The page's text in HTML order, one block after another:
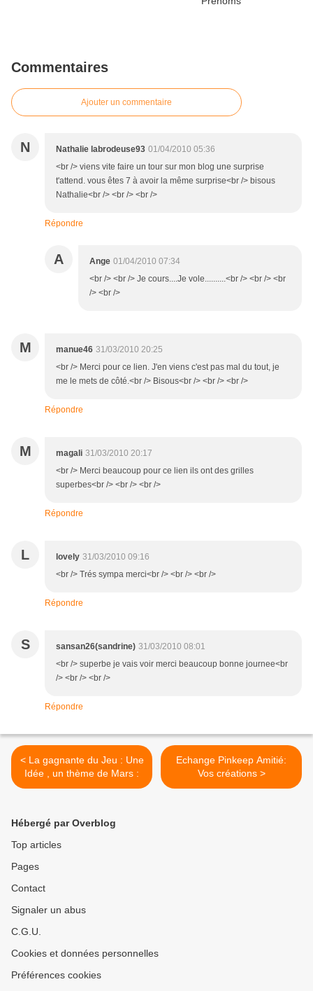
Commentaires
Ajouter un commentaire
N Nathalie labrodeuse93 01/04/2010 05:36
<br /> viens vite faire un tour sur mon blog une surprise
t'attend. vous êtes 7 à avoir la même surprise<br /> bisous
Nathalie<br /> <br /> <br />
Répondre
A Ange 01/04/2010 07:34
<br /> <br /> Je cours....Je vole..........<br /> <br /> <br
/> <br />
M manue46 31/03/2010 20:25
<br /> Merci pour ce lien. J'en viens c'est pas mal du tout, je
me le mets de côté.<br /> Bisous<br /> <br /> <br />
Répondre
M magali 31/03/2010 20:17
<br /> Merci beaucoup pour ce lien ils ont des grilles
superbes<br /> <br /> <br />
Répondre
L lovely 31/03/2010 09:16
<br /> Trés sympa merci<br /> <br /> <br />
Répondre
S sansan26(sandrine) 31/03/2010 08:01
<br /> superbe je vais voir merci beaucoup bonne journee<br
/> <br /> <br />
Répondre
< La gagnante du Jeu : Une
Idée , un thème de Mars :
Echange Pinkeep Amitié:
Vos créations >
Hébergé par Overblog
Top articles
Pages
Contact
Signaler un abus
C.G.U.
Cookies et données personnelles
Préférences cookies